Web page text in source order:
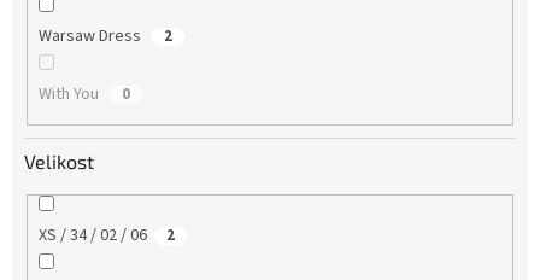
Warsaw Dress 2
With You 0
Velikost
XS / 34 / 02 / 06 2